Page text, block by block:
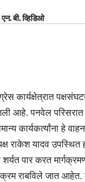
बी. व्हिडिओ
कार्यक्षेत्रात
आहे. पनवेल परिसरात
कार्यकर्त्यांना
राकेश यादव उपस्थित
शर्यत पार करत
राबविले जात